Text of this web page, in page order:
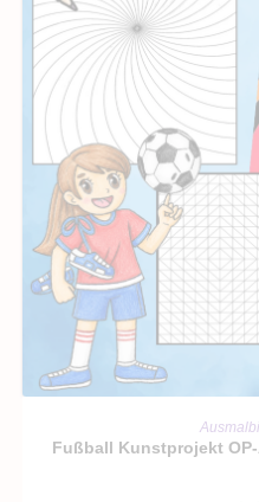
IN DEN
Fußball Kunstprojekt